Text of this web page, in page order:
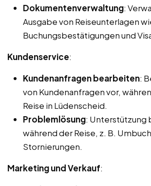
Dokumentenverwaltung:
Ausgabe von Reiseunterlagen
Buchungsbestätigungen und
Kundenservice:
Kundenanfragen bearbeiten:
von Kundenanfragen vor,
Reise in Lüdenscheid.
Problemlösung: Unterstützung
während der Reise, z. B.
Stornierungen.
Marketing und Verkauf: